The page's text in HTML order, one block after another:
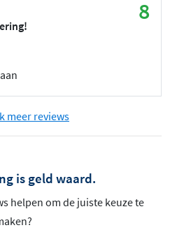
8
meer reviews
is geld waard.
helpen om de juiste keuze te